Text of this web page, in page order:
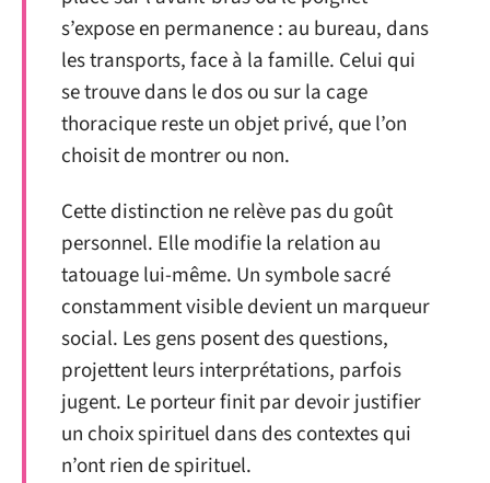
s’expose en permanence : au bureau, dans
les transports, face à la famille. Celui qui
se trouve dans le dos ou sur la cage
thoracique reste un objet privé, que l’on
choisit de montrer ou non.
Cette distinction ne relève pas du goût
personnel. Elle modifie la relation au
tatouage lui-même. Un symbole sacré
constamment visible devient un marqueur
social. Les gens posent des questions,
projettent leurs interprétations, parfois
jugent. Le porteur finit par devoir justifier
un choix spirituel dans des contextes qui
n’ont rien de spirituel.